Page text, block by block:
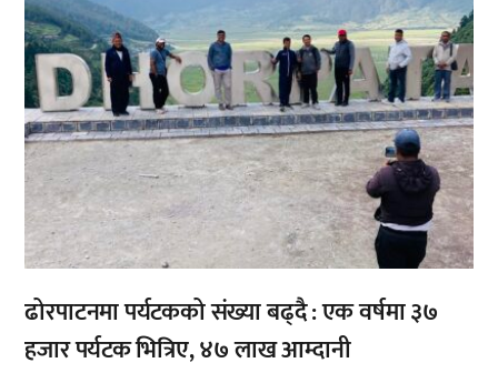
ढोरपाटनमा पर्यटकको संख्या बढ्दै : एक वर्षमा ३७
हजार पर्यटक भित्रिए, ४७ लाख आम्दानी